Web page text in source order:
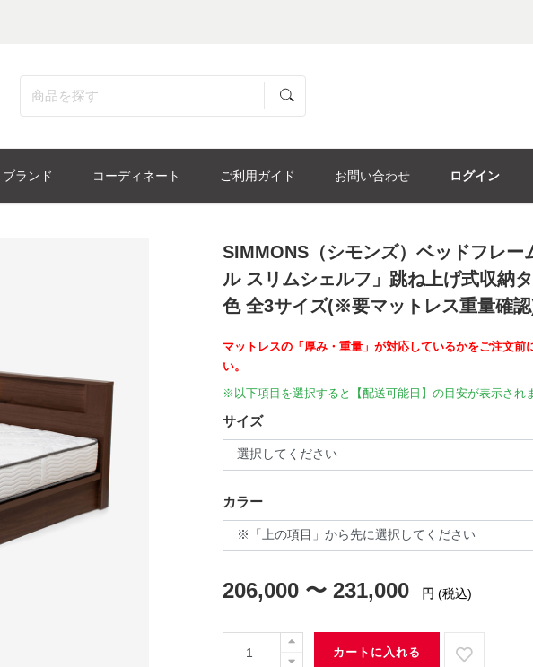
ブランド コーディネート ご利用ガイド お問い合わせ ログイン
SIMMONS（シモンズ）ベッドフレー
ル スリムシェルフ」跳ね上げ式収納
色 全3サイズ(※要マットレス重量確
マットレスの「厚み・重量」が対応しているかをご注文前
い。
※以下項目を選択すると【配送可能日】の目安が表示され
サイズ
カラー
206,000 〜 231,000 円 (税込)
カートに入れる